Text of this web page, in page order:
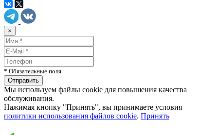
×
* Обязательные поля
Мы используем файлы cookie для повышения качества
обслуживания.
Нажимая кнопку "Принять", вы принимаете условия
политики использования файлов cookie. Принять